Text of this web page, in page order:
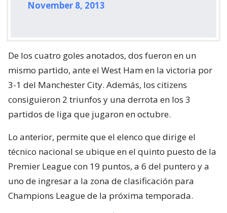
November 8, 2013
De los cuatro goles anotados, dos fueron en un
mismo partido, ante el West Ham en la victoria por
3-1 del Manchester City. Además, los citizens
consiguieron 2 triunfos y una derrota en los 3
partidos de liga que jugaron en octubre.
Lo anterior, permite que el elenco que dirige el
técnico nacional se ubique en el quinto puesto de la
Premier League con 19 puntos, a 6 del puntero y a
uno de ingresar a la zona de clasificación para
Champions League de la próxima temporada.